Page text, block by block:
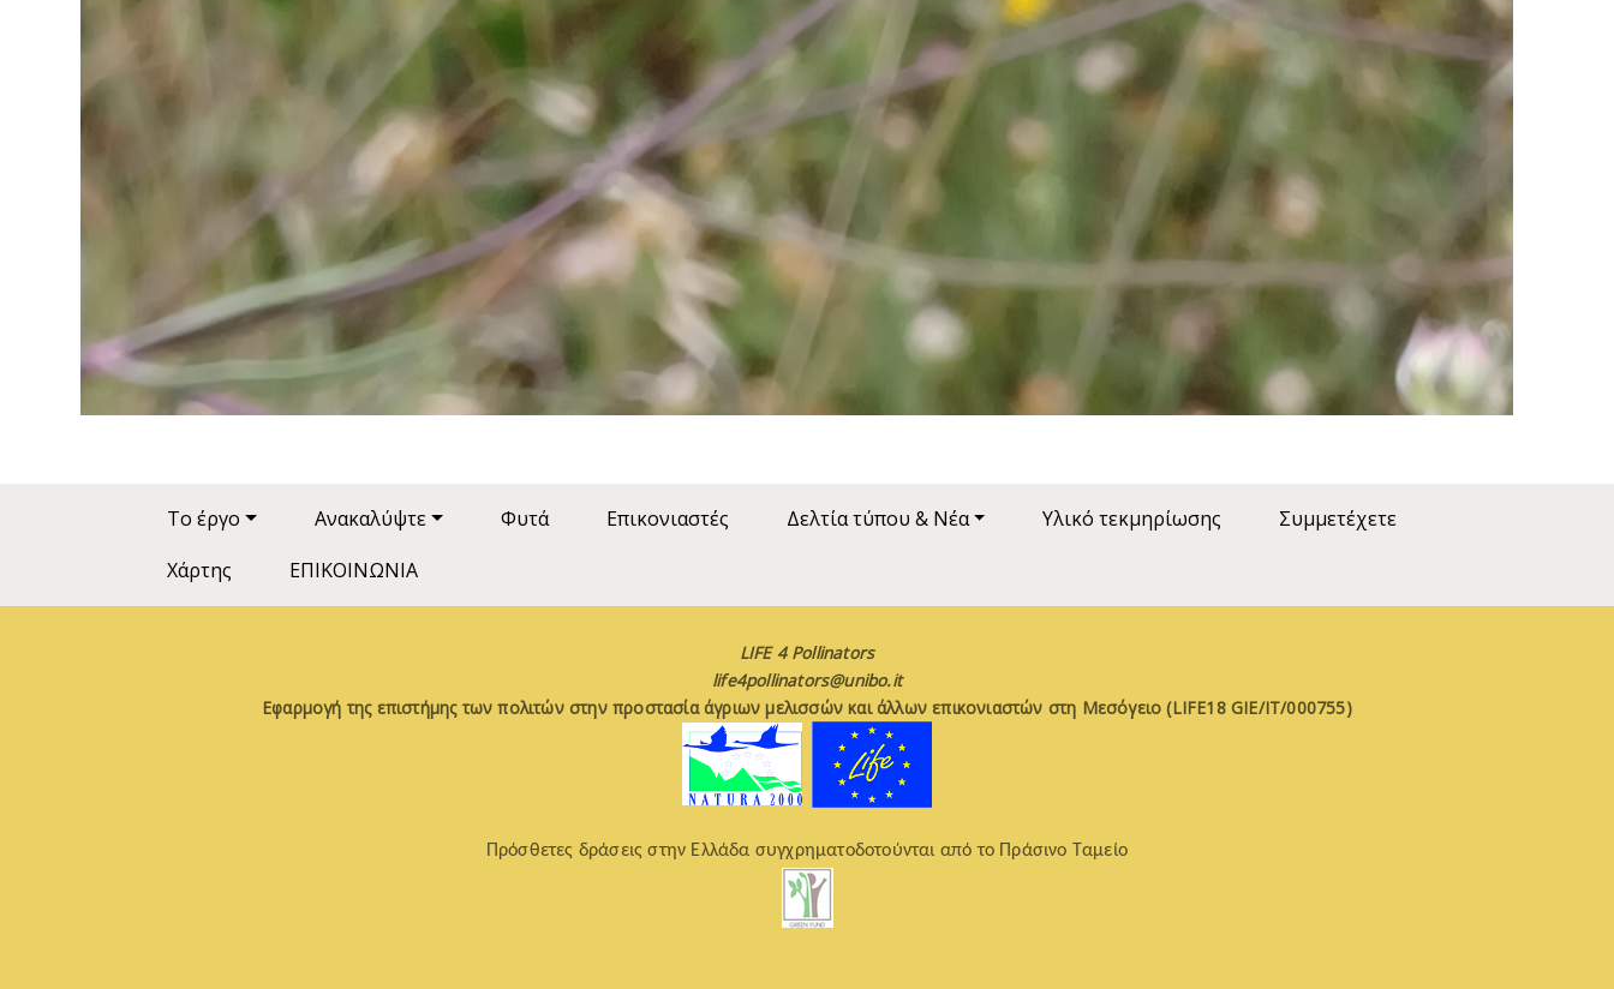
Main navigation
Το έργο Ανακαλύψτε Φυτά Επικονιαστές Δελτία τύπου & Νέα Υλικό τεκμηρίωσης
Συμμετέχετε
Χάρτης
ΕΠΙΚΟΙΝΩΝΙΑ
LIFE 4 Pollinators
life4pollinators@unibo.it
Εφαρμογή της επιστήμης των πολιτών στην προστασία άγριων μελισσών και άλλων επικονιαστών στη Μεσόγειο (LIFE18 GIE/IT/000755)
Πρόσθετες δράσεις στην Ελλάδα συγχρηματοδοτούνται από το Πράσινο Ταμείο